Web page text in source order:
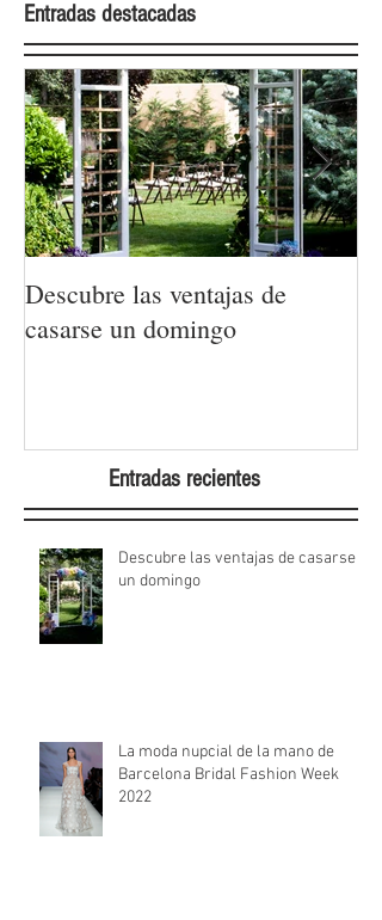
Entradas destacadas
Descubre las ventajas de
casarse un domingo
Entradas recientes
Descubre las ventajas de casarse
un domingo
La moda nupcial de la mano de
Barcelona Bridal Fashion Week
2022